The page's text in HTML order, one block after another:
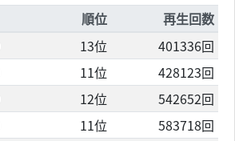
順位
再生回数
13位
401336回
11位
428123回
12位
542652回
11位
583718回